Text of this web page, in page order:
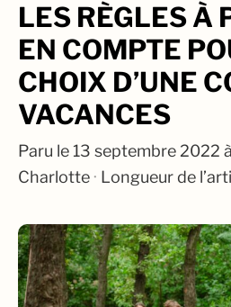
LES RÈGLES À
EN COMPTE
CHOIX D’UNE
VACANCES
Paru le 13 septembre 2022
Charlotte · Longueur de